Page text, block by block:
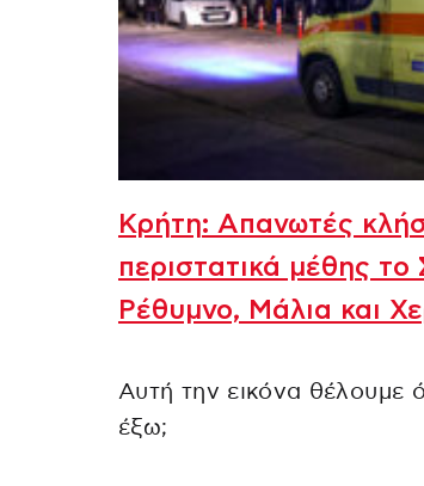
Κρήτη: Απανωτές
περιστατικά μέθης
Ρέθυμνο, Μάλια και
Αυτή την εικόνα
έξω;